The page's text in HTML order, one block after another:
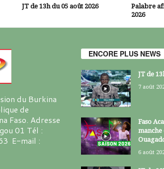
JT de 13h du 05 août 2026
Palabre
2026
du Burkina
de
Faso. Adresse
01 Tél :
E-mail :
ENCORE PLUS NEWS
JT de
7 août
Faso
6 août